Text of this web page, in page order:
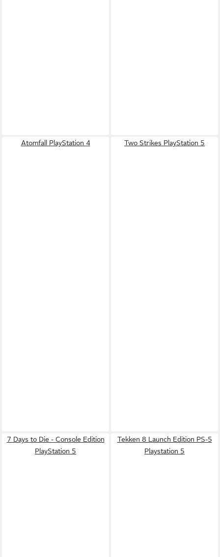
Atomfall PlayStation 4 Two Strikes PlayStation 5
7 Days to Die - Console Edition
PlayStation 5
Tekken 8 Launch Edition PS-5
Playstation 5